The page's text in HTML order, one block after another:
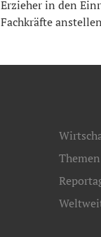
Erzieher in den
Fachkräfte
Themen